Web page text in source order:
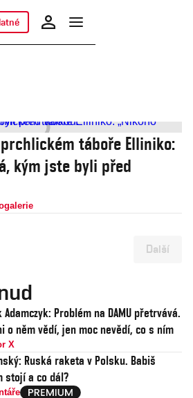
táboře Elliniko:
kým jste byli před
Další
Adamczyk: Problém na DAMU přetrvává.
o něm vědí, jen moc nevědí, co s ním
X
Ruská raketa v Polsku. Babiš
stojí a co dál?